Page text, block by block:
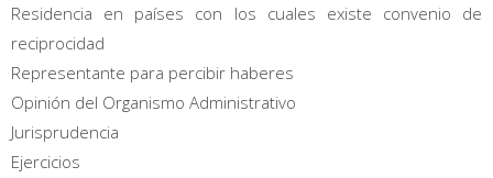
Residencia en países con los cuales existe convenio de
reciprocidad
Representante para percibir haberes
Opinión del Organismo Administrativo
Jurisprudencia
Ejercicios